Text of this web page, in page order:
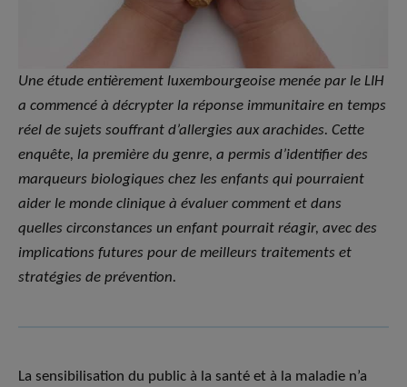
Une étude entièrement luxembourgeoise menée par le LIH
a commencé à décrypter la réponse immunitaire en temps
réel de sujets souffrant d’allergies aux arachides. Cette
enquête, la première du genre, a permis d’identifier des
marqueurs biologiques chez les enfants qui pourraient
aider le monde clinique à évaluer comment et dans
quelles circonstances un enfant pourrait réagir, avec des
implications futures pour de meilleurs traitements et
stratégies de prévention.
La sensibilisation du public à la santé et à la maladie n’a